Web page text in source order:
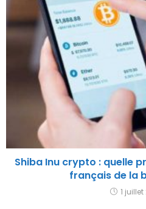
Shiba Inu crypto : quelle
français de la
1 juillet